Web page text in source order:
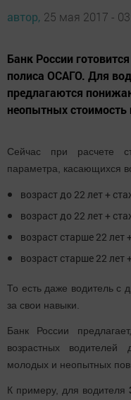
автор, 25 мая 2017 -
Банк России
полиса ОСАГО. Для
предлагаются
неопытных стоимость
Сейчас при расчете
параметра, касающихся
возраст до 22 лет +
возраст до 22 лет +
возраст старше 22 лет
возраст старше 22 лет
То есть даже водитель с
за свои навыки.
Банк России
возрастных водителей
молодых и неопытных
К примеру, для водителя